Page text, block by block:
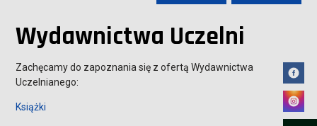
Wydawnictwa Uczelni
Zachęcamy do zapoznania się z ofertą Wydawnictwa
Uczelnianego:
Książki